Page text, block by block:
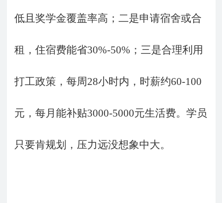
低且奖学金覆盖率高；二是申请宿舍或合
租，住宿费能省30%-50%；三是合理利用
打工政策，每周28小时内，时薪约60-100
元，每月能补贴3000-5000元生活费。学员
只要肯规划，压力远没想象中大。